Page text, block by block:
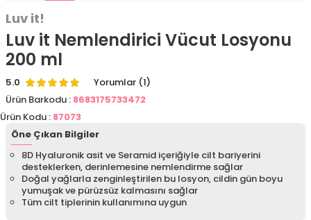
Luv it!
Luv it Nemlendirici Vücut Losyonu
200 ml
5.0
Yorumlar (1)
Ürün Barkodu : 8683175733472
Ürün Kodu : 87073
Öne Çıkan Bilgiler
8D Hyaluronik asit ve Seramid içeriğiyle cilt bariyerini
desteklerken, derinlemesine nemlendirme sağlar
Doğal yağlarla zenginleştirilen bu losyon, cildin gün boyu
yumuşak ve pürüzsüz kalmasını sağlar
Tüm cilt tiplerinin kullanımına uygun